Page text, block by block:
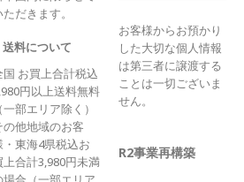
ただきます。
送料について
国 お買上合計税込
円以上送料無料
（一部エリア除く）
の他地域のお客
・東海4県税込お
上合計3,980円未満
お客様からお預かり
した大切な個人情報
は第三者に譲渡する
ことは一切ございま
せん。
R2事業再構築